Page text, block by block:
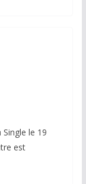
le 19
est